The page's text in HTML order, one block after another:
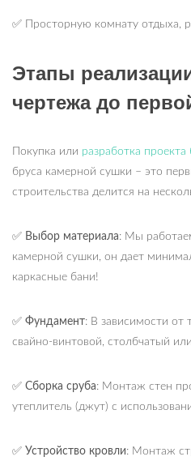
✅ Просторную комнату отдыха,
Этапы
чертежа до
Покупка или разработка проекта
бруса камерной сушки – это
строительства делится на
✅ Выбор материала: Мы
камерной сушки, он дает
каркасные бани!
✅ Фундамент: В зависимости от
свайно-винтовой, столбчатый
✅ Сборка сруба: Монтаж стен
утеплитель (джут) с
✅ Устройство кровли: Монтаж